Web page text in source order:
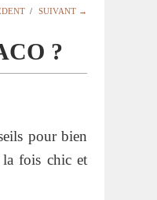
/ SUIVANT →
?
pour bien
la fois chic et